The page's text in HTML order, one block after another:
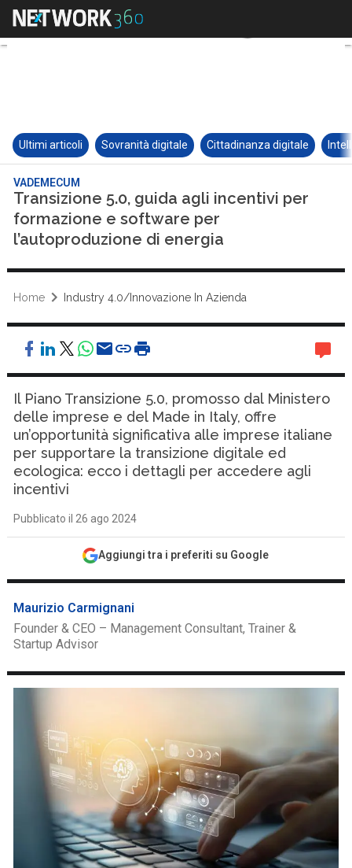
Ultimi articoli Sovranità digitale Cittadinanza digitale
VADEMECUM
Transizione 5.0, guida agli incentivi per
formazione e software per
l’autoproduzione di energia
Home Industry 4.0/Innovazione In Azienda
Il Piano Transizione 5.0, promosso dal Ministero
delle imprese e del Made in Italy, offre
un’opportunità significativa alle imprese italiane
per supportare la transizione digitale ed
ecologica: ecco i dettagli per accedere agli
incentivi
Pubblicato il 26 ago 2024
Aggiungi tra i preferiti su Google
Maurizio Carmignani
Founder & CEO – Management Consultant, Trainer &
Startup Advisor